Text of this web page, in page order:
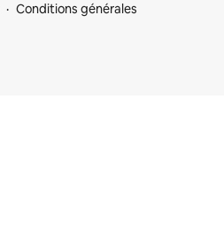
Conditions générales